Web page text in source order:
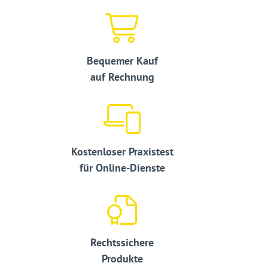
Bequemer Kauf
auf Rechnung
Kostenloser Praxistest
für Online-Dienste
Rechtssichere
Produkte